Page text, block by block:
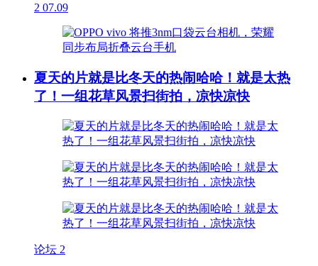
2 07.09
夏天的片就是比冬天的热闹哈哈！就是太热
了！一组花草风景扫街拍，凉快凉快
论坛 2